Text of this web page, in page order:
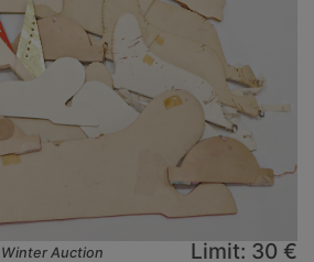
Winter Auction
Limit: 30 €